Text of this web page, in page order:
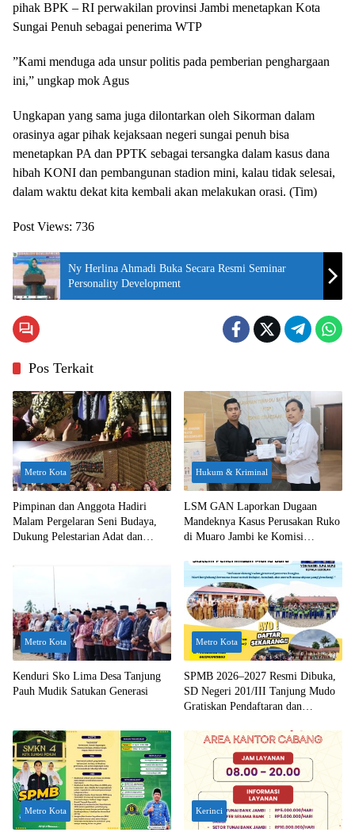
pihak BPK – RI perwakilan provinsi Jambi menetapkan Kota
Sungai Penuh sebagai penerima WTP
”Kami menduga ada unsur politis pada pemberian penghargaan
ini,” ungkap mok Agus
Ungkapan yang sama juga dilontarkan oleh Sikorman dalam
orasinya agar pihak kejaksaan negeri sungai penuh bisa
menetapkan PA dan PPTK sebagai tersangka dalam kasus dana
hibah KONI dan pembangunan stadion mini, kalau tidak selesai,
dalam waktu dekat kita kembali akan melakukan orasi. (Tim)
Post Views: 736
Ny Herlina Ahmadi Buka Secara Resmi Seminar
Personality Development
Pos Terkait
Metro Kota
Pimpinan dan Anggota Hadiri
Malam Pergelaran Seni Budaya,
Dukung Pelestarian Adat dan
Hukum & Kriminal
LSM GAN Laporkan Dugaan
Mandeknya Kasus Perusakan Ruko
di Muaro Jambi ke Komisi
Metro Kota
Kenduri Sko Lima Desa Tanjung
Pauh Mudik Satukan Generasi
Metro Kota
SPMB 2026–2027 Resmi Dibuka,
SD Negeri 201/III Tanjung Mudo
Gratiskan Pendaftaran dan
Metro Kota Kerinci